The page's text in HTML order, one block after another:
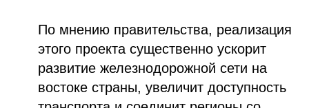
По мнению правительства, реализация
этого проекта существенно ускорит
развитие железнодорожной сети на
востоке страны, увеличит доступность